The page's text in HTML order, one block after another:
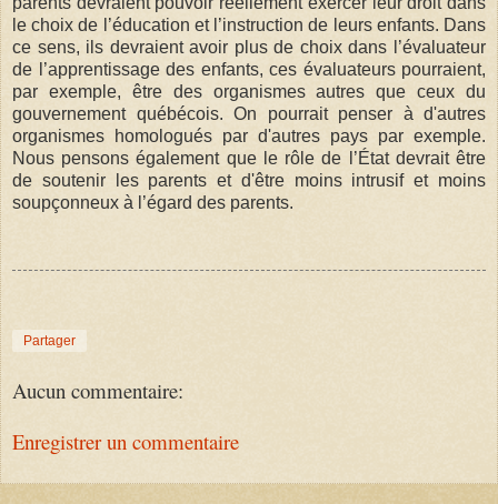
le choix de l’éducation et l’instruction de leurs enfants. Dans
ce sens, ils devraient avoir plus de choix dans l’évaluateur
de l’apprentissage des enfants, ces évaluateurs pourraient,
par exemple, être des organismes autres que ceux du
gouvernement québécois. On pourrait penser à d'autres
organismes homologués par d'autres pays par exemple.
Nous pensons également que le rôle de l’État devrait être
de soutenir les parents et d'être moins intrusif et moins
soupçonneux à l’égard des parents.
Partager
Aucun commentaire:
Enregistrer un commentaire